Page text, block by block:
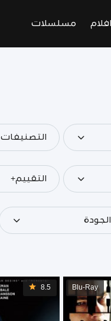
افلام مسلسلات
التصنيفات
التقييم+
الجودة
Blu-Ray
8.5